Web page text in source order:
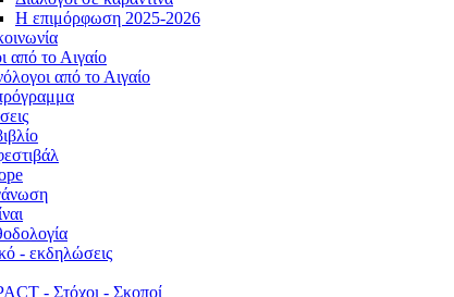
Η επιμόρφωση 2025-2026
από το Αιγαίο
από το Αιγαίο
- εκδηλώσεις
- Στόχοι - Σκοποί